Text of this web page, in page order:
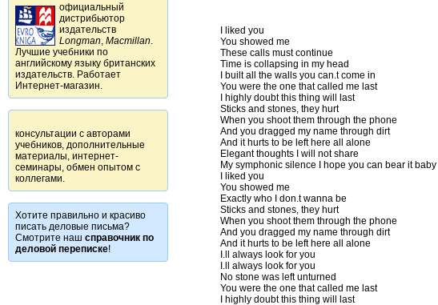
официальный
дистрибьютор
издательств
Longman Macmillan
Лучшие учебники по
английскому языку британских
издательств. Работает
Интернет-магазин.
консультации с авторами
учебников, дополнительные
материалы, интернет-
семинары, обмен опытом с
коллегами.
Хотите правильно и красиво
писать деловые письма?
Смотрите наш справочник по
деловой переписке!
I liked you
You showed me
These calls must continue
Time is collapsing in my head
I built all the walls you can.t come in
You were the one that called me last
I highly doubt this thing will last
Sticks and stones, they hurt
When you shoot them through the phone
And you dragged my name through dirt
And it hurts to be left here all alone
Elegant thoughts I will not share
My symphonic silence I hope you can bear it baby
I liked you
You showed me
Exactly who I don.t wanna be
Sticks and stones, they hurt
When you shoot them through the phone
And you dragged my name through dirt
And it hurts to be left here all alone
I.ll always look for you
I.ll always look for you
No stone was left unturned
You were the one that called me last
I highly doubt this thing will last